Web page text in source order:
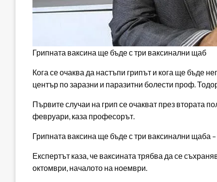
Грипната ваксина ще бъде с три ваксинални щаб
Кога се очаква да настъпи грипът и кога ще бъде
център по заразни и паразитни болести проф.
Първите случаи на грип се очакват през втората
февруари, каза професорът.
Грипната ваксина ще бъде с три ваксинални щаба –
Експертът каза, че ваксината трябва да се
октомври, началото на ноември.